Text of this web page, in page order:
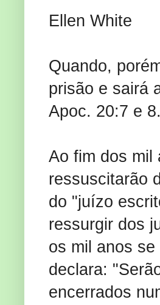
Ellen White
Quando,
prisão e sairá
Apoc. 20:7 e 8.
Ao fim dos mil
ressuscitarão
do "juízo
ressurgir dos
os mil anos
declara:
encerrados